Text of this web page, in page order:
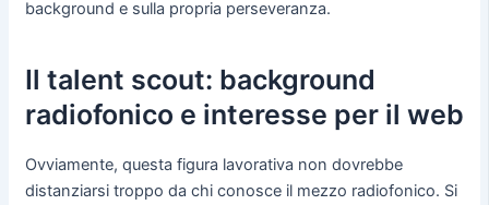
background e sulla propria perseveranza.
Il talent scout: background
radiofonico e interesse per il web
Ovviamente, questa figura lavorativa non dovrebbe
distanziarsi troppo da chi conosce il mezzo radiofonico. Si